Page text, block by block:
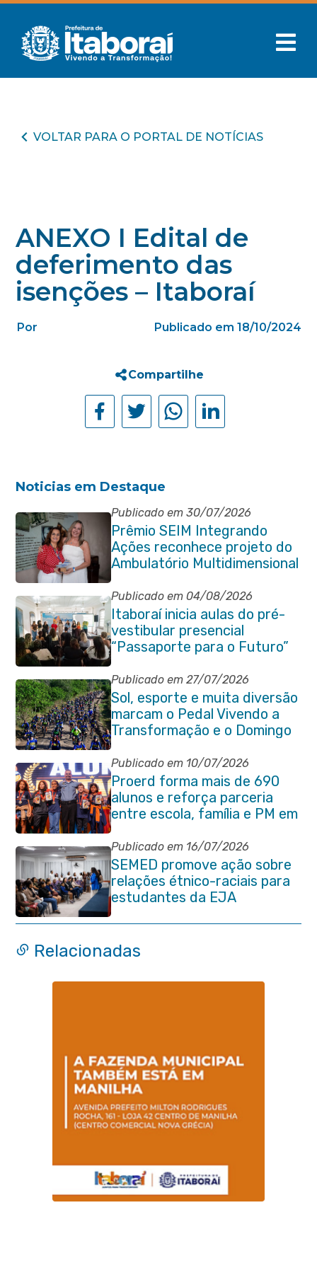
VOLTAR PARA O PORTAL DE NOTÍCIAS
ANEXO I Edital de
deferimento das
isenções – Itaboraí
Por Publicado em 18/10/2024
Compartilhe
Noticias em Destaque
Publicado em 30/07/2026
Prêmio SEIM Integrando
Ações reconhece projeto do
Ambulatório Multidimensional
da Pessoa Idosa de Itaboraí
Publicado em 04/08/2026
Itaboraí inicia aulas do pré-
vestibular presencial
“Passaporte para o Futuro”
Publicado em 27/07/2026
Sol, esporte e muita diversão
marcam o Pedal Vivendo a
Transformação e o Domingo
no Parque Paleontológico
Publicado em 10/07/2026
Proerd forma mais de 690
alunos e reforça parceria
entre escola, família e PM em
Itaboraí
Publicado em 16/07/2026
SEMED promove ação sobre
relações étnico-raciais para
estudantes da EJA
Relacionadas